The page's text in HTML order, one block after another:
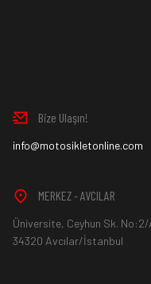
Aksi durum söz konusu
*İade ve Değişim
Bize Ulaşın!
info@motosikletonline.com
MERKEZ - AVCILAR
Üniversite, Ceyhun Sk. No:2/
34320 Avcılar/İstanbul